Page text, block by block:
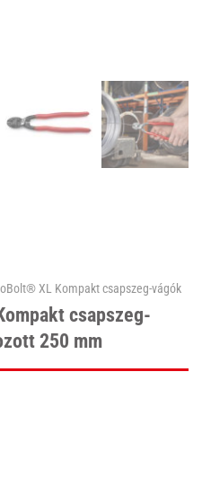
XL Kompakt csapszeg-vágók
csapszeg-
250 mm
vágók feketére foszfátozott 250